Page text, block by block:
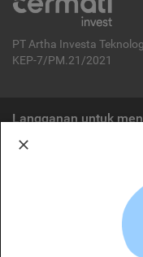
PT Artha Investa
KEP-7/PM.21/2021
Langganan untuk
Cermati merupakan
OJK. Oleh karena itu,
ditawarkan bukan
diterbitkan oleh Cermati